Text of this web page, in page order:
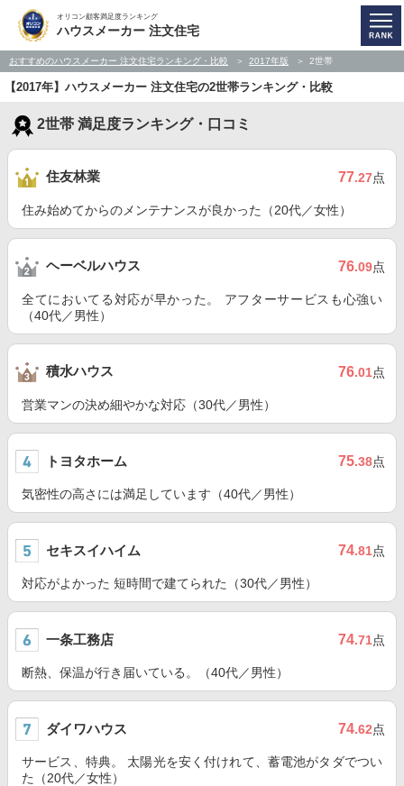
オリコン顧客満足度ランキング
ハウスメーカー 注文住宅
おすすめのハウスメーカー 注文住宅ランキング・比較 2017年版 2世帯
【2017年】ハウスメーカー 注文住宅の2世帯ランキング・比較
2世帯 満足度ランキング・口コミ
住友林業 77.27点
住み始めてからのメンテナンスが良かった（20代／女性）
ヘーベルハウス 76.09点
全てにおいてる対応が早かった。 アフターサービスも心強い
（40代／男性）
積水ハウス 76.01点
営業マンの決め細やかな対応（30代／男性）
トヨタホーム 75.38点
気密性の高さには満足しています（40代／男性）
セキスイハイム 74.81点
対応がよかった 短時間で建てられた（30代／男性）
一条工務店 74.71点
断熱、保温が行き届いている。（40代／男性）
ダイワハウス 74.62点
サービス、特典。 太陽光を安く付けれて、蓄電池がタダでつい
た（20代／女性）